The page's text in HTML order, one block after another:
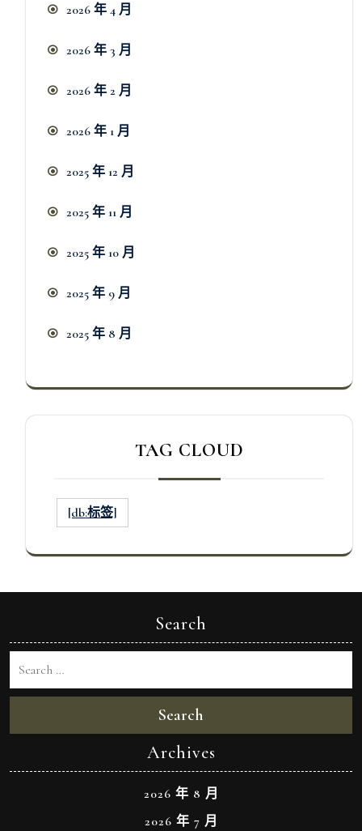
2026 年 4 月
2026 年 3 月
2026 年 2 月
2026 年 1 月
2025 年 12 月
2025 年 11 月
2025 年 10 月
2025 年 9 月
2025 年 8 月
TAG CLOUD
[db:标签]
Search
Search
Archives
2026 年 8 月
2026 年 7 月